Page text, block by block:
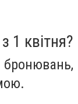
1 квітня?